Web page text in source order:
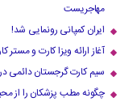
مهاجریست
ایران کمپانی رونمایی شد!
آغاز ارائه ویزا کارت و مستر
سیم کارت گرجستان دائمی در
چگونه مطب پزشکان را از